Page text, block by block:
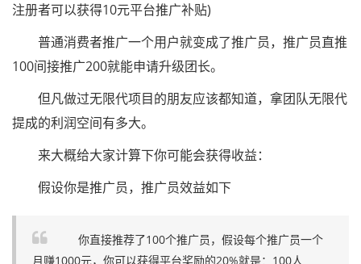
注册者可以获得10元平台推广补贴)
普通消费者推广一个用户就变成了推广员，推广员直推
100间接推广200就能申请升级团长。
但凡做过无限代项目的朋友应该都知道，拿团队无限代
提成的利润空间有多大。
来大概给大家计算下你可能会获得收益：
假设你是推广员，推广员效益如下
你直接推荐了100个推广员，假设每个推广员一个
月赚1000元，你可以获得平台奖励的20%就是：100人